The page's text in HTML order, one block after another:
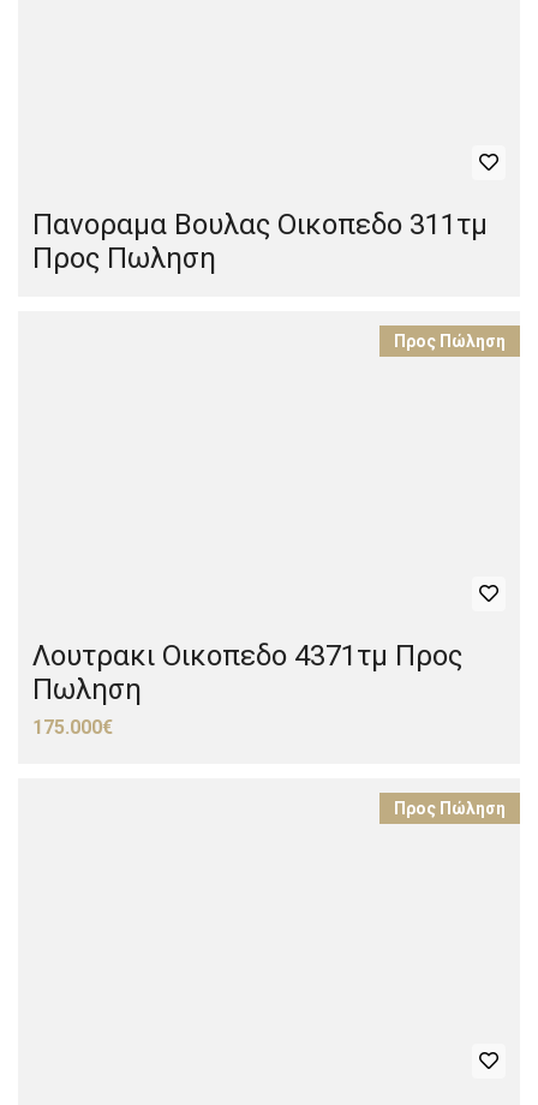
Πανοραμα Βουλας Οικοπεδο 311τμ
Προς Πωληση
Προς Πώληση
Λουτρακι Οικοπεδο 4371τμ Προς
Πωληση
175.000€
Προς Πώληση